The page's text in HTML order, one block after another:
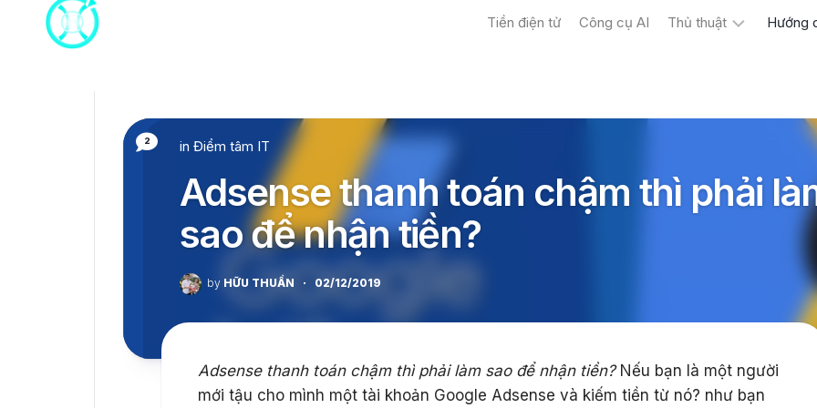
Tiền điện tử Công cụ AI Thủ thuật Hướng
2 in Điểm tâm IT
Adsense thanh toán chậm thì phải
sao để nhận tiền?
by HỮU THUẦN · 02/12/2019
Adsense thanh toán chậm thì phải làm sao để nhận tiền?Nếu bạn là một người
mới tậu cho mình một tài khoản Google Adsense và kiếm tiền từ nó? như bạn